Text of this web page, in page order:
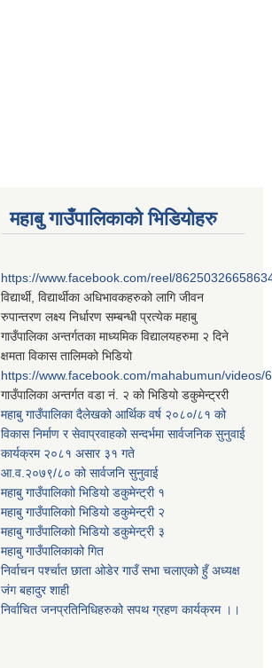
महाबु गाउँपालिकाको भिडियोहरु
https://www.facebook.com/reel/
विद्यार्थी, विद्यार्थीका अधिभावकहरुको लागि जीवन
रुपान्तरण लक्ष्य निर्धारण सम्बन्धी प्रत्येक महाबु
गाउँपालिका अन्तर्गतका माध्यमिक विद्यालयहरुमा २ दिने
क्षमता विकास तालिमको भिडियो
https://www.facebook.com/mahabumun/videos/
गाउँपालिका अन्तर्गत वडा नं. २ को भिडियो डकुमेन्ट्ररी
महाबु गाउँपालिका दैलेखको आर्थिक वर्ष २०८०/८१ को
विकास निर्माण र सेवाप्रवाहको सन्दर्भमा सार्वजनिक सुनुवाई
कार्यक्रम २०८१ असार ३१ गते
आ.व.२०७९/८० को सार्वजनि सुनुवाई
महाबु गाउँपालिकाो भिडियो डकुमेन्ट्री १
महाबु गाउँपालिकाो भिडियो डकुमेन्ट्री २
महाबु गाउँपालिकाो भिडियो डकुमेन्ट्री ३
महाबु गाउँपालिकाको गित
निर्वाचन पर्श्चात छाता ओडेर गाउँ सभा चलाएको हुँ अध्यक्ष
जंग बहादुर शाही
निर्वाचित जनप्रतिनिधिहरुको सपथ ग्रहण कार्यक्रम ।।